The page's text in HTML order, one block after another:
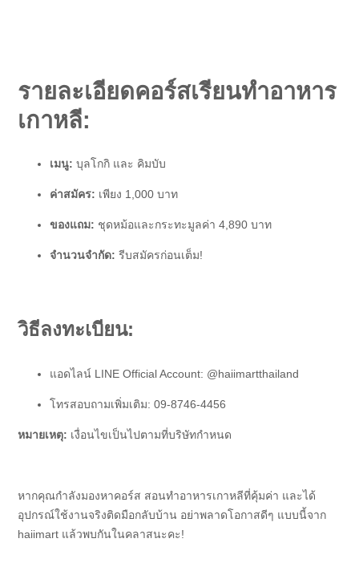
รายละเอียดคอร์สเรียนทำอาหาร
เกาหลี:
เมนู: บุลโกกิ และ คิมบับ
ค่าสมัคร: เพียง 1,000 บาท
ของแถม: ชุดหม้อและกระทะมูลค่า 4,890 บาท
จำนวนจำกัด: รีบสมัครก่อนเต็ม!
วิธีลงทะเบียน:
แอดไลน์ LINE Official Account: @haiimartthailand
โทรสอบถามเพิ่มเติม: 09-8746-4456
หมายเหตุ: เงื่อนไขเป็นไปตามที่บริษัทกำหนด
หากคุณกำลังมองหาคอร์ส สอนทำอาหารเกาหลีที่คุ้มค่า และได้
อุปกรณ์ใช้งานจริงติดมือกลับบ้าน อย่าพลาดโอกาสดีๆ แบบนี้จาก
haiimart แล้วพบกันในคลาสนะคะ!